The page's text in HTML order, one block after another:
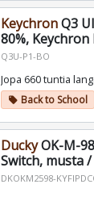
KeychronQ3
80%,
Q3U-P1-BO
Jopa 660 tuntia
local_offer Back to School
DuckyOK-M-
Switch, musta
DKOKM2598-